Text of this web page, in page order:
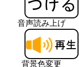
音声読み上げ
背景色変更